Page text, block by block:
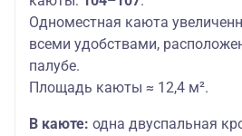
Одноместная каюта
всеми удобствами,
палубе.
Площадь каюты ≈ 12,4 м².
В каюте: одна двуспальная